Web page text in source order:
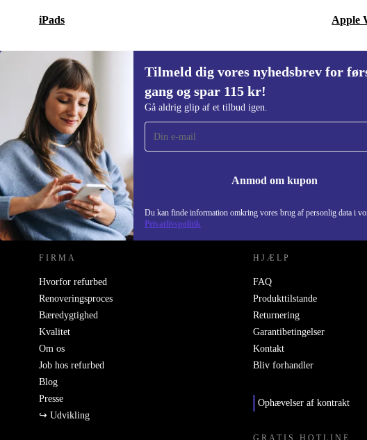
iPads Apple
Tilmeld dig vores nyhedsbrev for
gang og spar 115 kr!
Gå aldrig glip af et tilbud igen.
Anmod om kupon
Du kan finde information omkring vores brug af personlig data i
Privatlivspolitik
Tilmeld dig vores nyhedsbrev for første
gang og spar 115 kr!
Gå aldrig glip af et tilbud igen.
Du kan finde
REFURBED DANMARK - RETHINK NEW.
FIRMA
Hvorfor refurbed
Renoveringsproces
Bæredygtighed
Kvalitet
Om os
Job hos refurbed
Blog
Presse
↪ Udvikling
HJÆLP
FAQ
Produkttilstande
Returnering
Garantibetingelser
Kontakt
Bliv forhandler
Ophævelser af kontrakt
GRATIS HOTLINE